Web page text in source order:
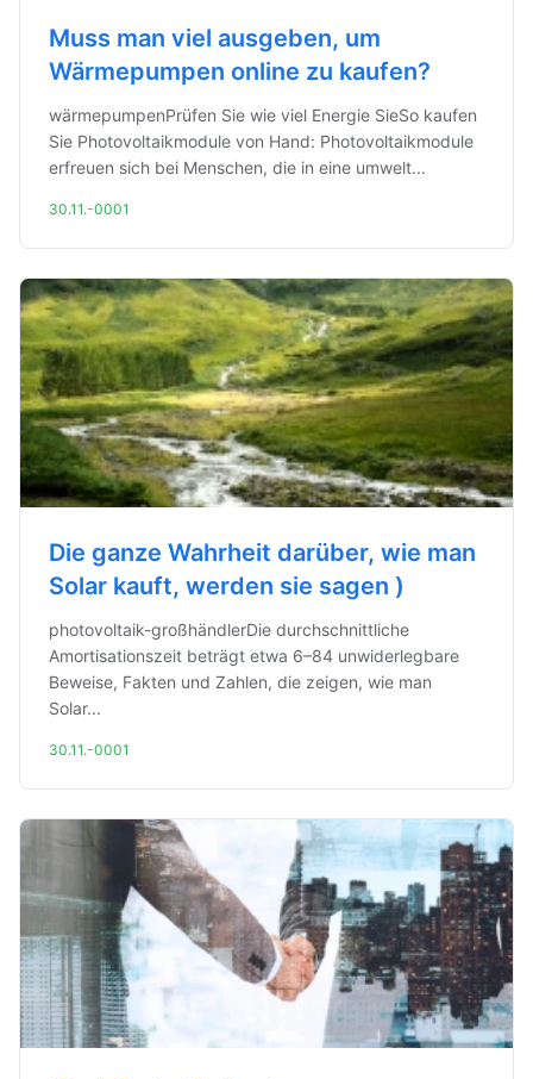
Muss man viel ausgeben, um
Wärmepumpen online zu kaufen?
wärmepumpenPrüfen Sie wie viel Energie SieSo kaufen
Sie Photovoltaikmodule von Hand: Photovoltaikmodule
erfreuen sich bei Menschen, die in eine umwelt...
30.11.-0001
Die ganze Wahrheit darüber, wie man
Solar kauft, werden sie sagen )
photovoltaik-großhändlerDie durchschnittliche
Amortisationszeit beträgt etwa 6–84 unwiderlegbare
Beweise, Fakten und Zahlen, die zeigen, wie man
Solar...
30.11.-0001